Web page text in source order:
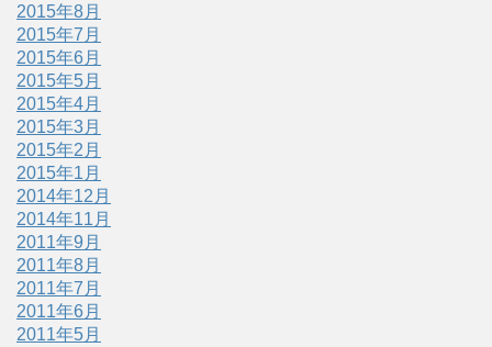
2015年8月
2015年7月
2015年6月
2015年5月
2015年4月
2015年3月
2015年2月
2015年1月
2014年12月
2014年11月
2011年9月
2011年8月
2011年7月
2011年6月
2011年5月